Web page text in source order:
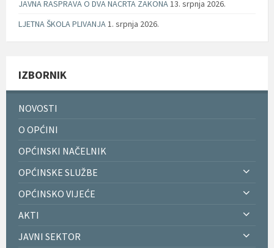
JAVNA RASPRAVA O DVA NACRTA ZAKONA 13. srpnja 2026.
LJETNA ŠKOLA PLIVANJA 1. srpnja 2026.
IZBORNIK
NOVOSTI
O OPĆINI
OPĆINSKI NAČELNIK
OPĆINSKE SLUŽBE
OPĆINSKO VIJEĆE
AKTI
JAVNI SEKTOR